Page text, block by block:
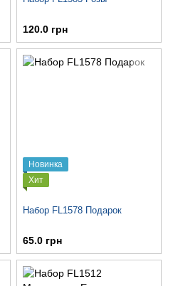
120.0 грн
Новинка
Хит
Набор FL1578 Подарок
65.0 грн